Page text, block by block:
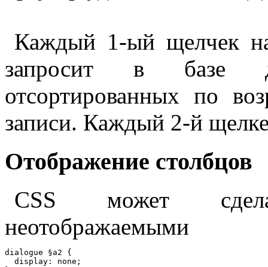
Каждый 1-ый щелчек на
запросит в базе
отсортированных по
записи. Каждый 2-й
Отображение столбцов
CSS может
неотображаемыми
dialogue §a2 {
  display: none;